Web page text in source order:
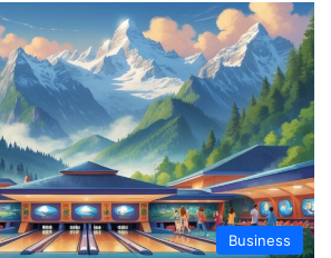
Business